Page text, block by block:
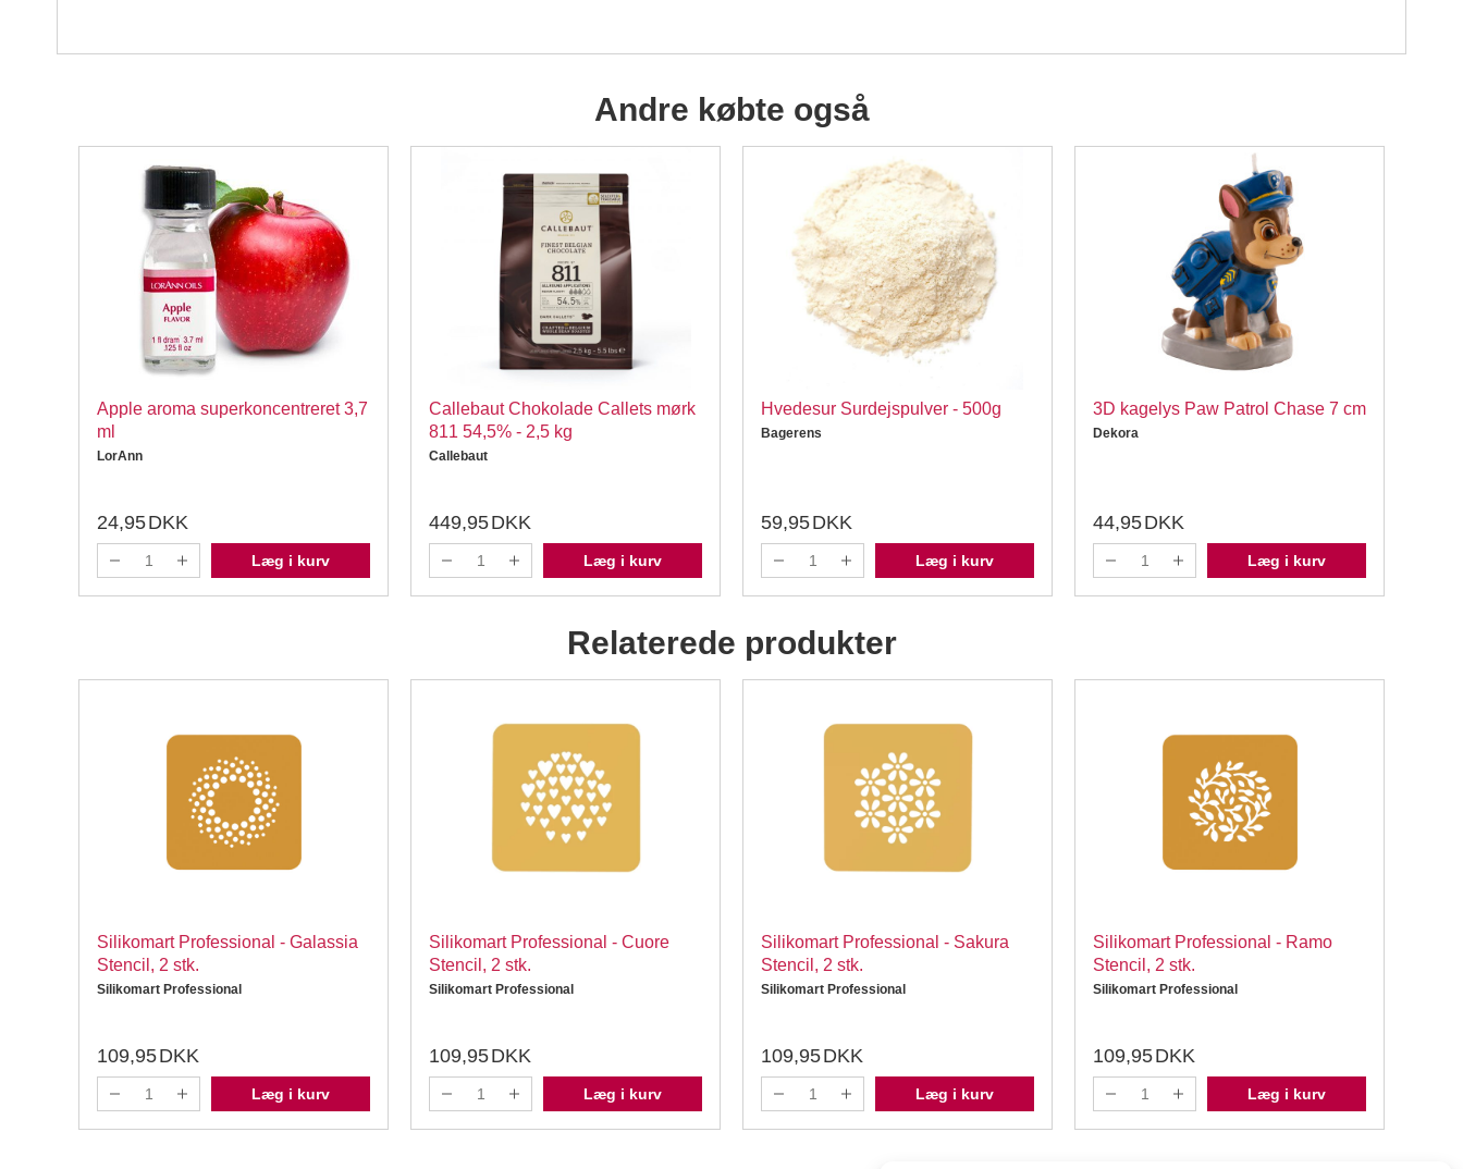
Andre købte også
Apple aroma superkoncentreret 3,7
ml
LorAnn
24,95DKK
Læg i kurv
Callebaut Chokolade Callets mørk
811 54,5% - 2,5 kg
Callebaut
449,95DKK
Læg i kurv
Hvedesur Surdejspulver - 500g
Bagerens
59,95DKK
Læg i kurv
3D kagelys Paw Patrol Chase 7 cm
Dekora
44,95DKK
Læg i kurv
Relaterede produkter
Silikomart Professional - Galassia
Stencil, 2 stk.
Silikomart Professional
109,95DKK
Læg i kurv
Silikomart Professional - Cuore
Stencil, 2 stk.
Silikomart Professional
109,95DKK
Læg i kurv
Silikomart Professional - Sakura
Stencil, 2 stk.
Silikomart Professional
109,95DKK
Læg i kurv
Silikomart Professional - Ramo
Stencil, 2 stk.
Silikomart Professional
109,95DKK
Læg i kurv